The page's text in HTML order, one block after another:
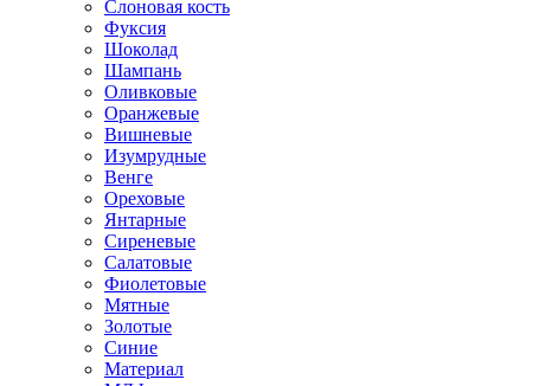
Слоновая кость
Фуксия
Шоколад
Шампань
Оливковые
Оранжевые
Вишневые
Изумрудные
Венге
Ореховые
Янтарные
Сиреневые
Салатовые
Фиолетовые
Мятные
Золотые
Синие
Материал